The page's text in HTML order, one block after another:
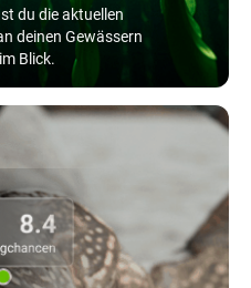
du die aktuellen
deinen Gewässern
Blick.